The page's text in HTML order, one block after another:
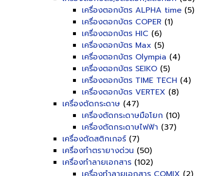
เครื่องตอกบัตร ALPHA time (5)
เครื่องตอกบัตร COPER (1)
เครื่องตอกบัตร HIC (6)
เครื่องตอกบัตร Max (5)
เครื่องตอกบัตร Olympia (4)
เครื่องตอกบัตร SEIKO (5)
เครื่องตอกบัตร TIME TECH (4)
เครื่องตอกบัตร VERTEX (8)
เครื่องตัดกระดาษ (47)
เครื่องตัดกระดาษมือโยก (10)
เครื่องตัดกระดาษไฟฟ้า (37)
เครื่องตัดสติกเกอร์ (7)
เครื่องทำตรายางด่วน (50)
เครื่องทำลายเอกสาร (102)